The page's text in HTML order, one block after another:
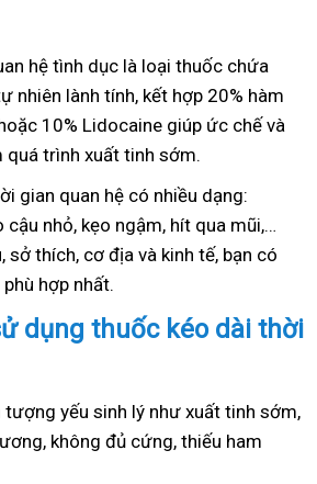
hệ tình dục là loại thuốc chứa
nhiên lành tính, kết hợp 20% hàm
10% Lidocaine giúp ức chế và
quá trình xuất tinh sớm.
gian quan hệ có nhiều dạng:
cậu nhỏ, kẹo ngậm, hít qua mũi,…
sở thích, cơ địa và kinh tế, bạn có
hợp nhất.
dụng thuốc kéo dài thời
tượng yếu sinh lý như xuất tinh sớm,
không đủ cứng, thiếu ham